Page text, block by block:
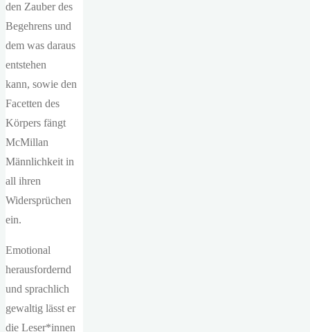
den Zauber des
Begehrens und
dem was daraus
entstehen
kann, sowie den
Facetten des
Körpers fängt
McMillan
Männlichkeit in
all ihren
Widersprüchen
ein.
Emotional
herausfordernd
und sprachlich
gewaltig lässt er
die Leser*innen